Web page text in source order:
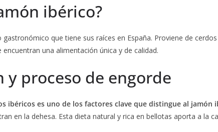
ibérico?
que tiene sus raíces en España. Proviene de
una alimentación única y de calidad.
proceso de engorde
ibéricos es uno de los factores clave que distingue al jamón
en la dehesa. Esta dieta natural y rica en bellotas aporta a